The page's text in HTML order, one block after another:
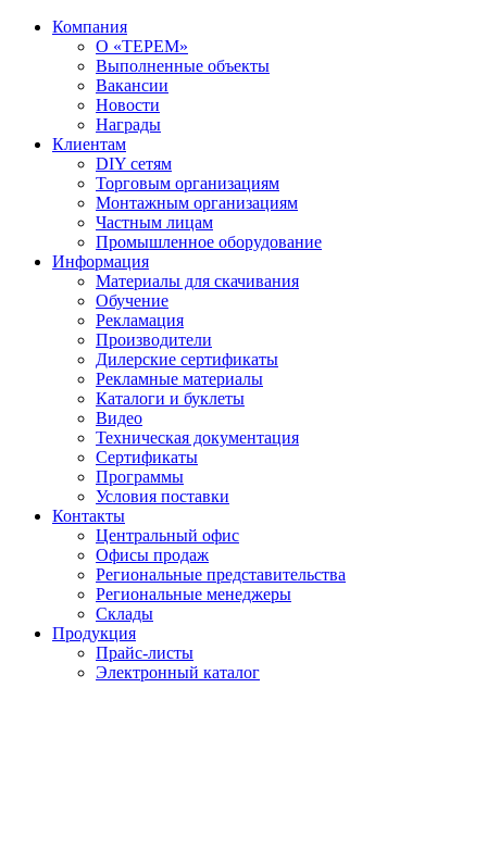
Компания
О «ТЕРЕМ»
Выполненные объекты
Вакансии
Новости
Награды
Клиентам
DIY сетям
Торговым организациям
Монтажным организациям
Частным лицам
Промышленное оборудование
Информация
Материалы для скачивания
Обучение
Рекламация
Производители
Дилерские сертификаты
Рекламные материалы
Каталоги и буклеты
Видео
Техническая документация
Сертификаты
Программы
Условия поставки
Контакты
Центральный офис
Офисы продаж
Региональные представительства
Региональные менеджеры
Склады
Продукция
Прайс-листы
Электронный каталог